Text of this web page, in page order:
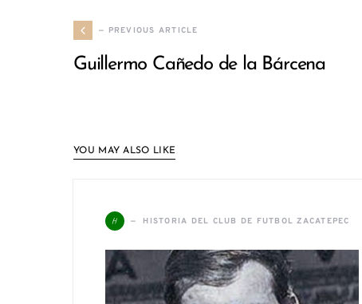
— PREVIOUS ARTICLE
Guillermo Cañedo de la Bárcena
YOU MAY ALSO LIKE
H HISTORIA DEL CLUB DE FUTBOL ZACATEPEC